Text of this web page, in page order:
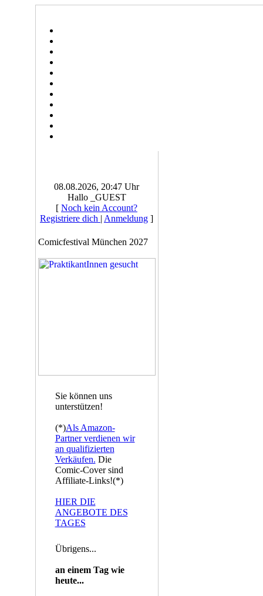
08.08.2026, 20:47 Uhr
Hallo _GUEST
[ Noch kein Account?
Registriere dich | Anmeldung ]
Comicfestival München 2027
Sie können uns
unterstützen!
(*)Als Amazon-
Partner verdienen wir
an qualifizierten
Verkäufen. Die
Comic-Cover sind
Affiliate-Links!(*)
HIER DIE
ANGEBOTE DES
TAGES
Übrigens...
an einem Tag wie
heute...